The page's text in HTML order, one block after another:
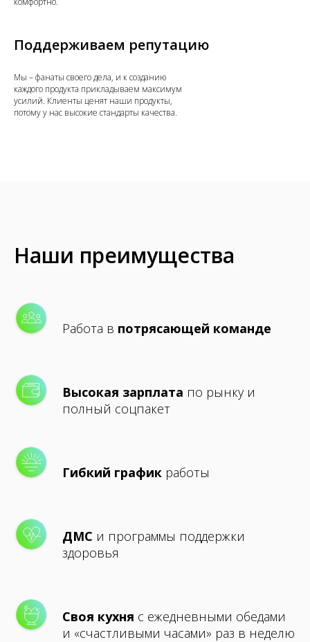
Поддерживаем репутацию
Мы – фанаты своего дела, и к созданию
каждого продукта прикладываем максимум
усилий. Клиенты ценят наши продукты,
потому у нас высокие стандарты качества.
Наши преимущества
Работа в потрясающей команде
Высокая зарплата по рынку и
полный соцпакет
Гибкий график работы
ДМС и программы поддержки
здоровья
Своя кухня с ежедневными обедами
и «счастливыми часами» раз в неделю